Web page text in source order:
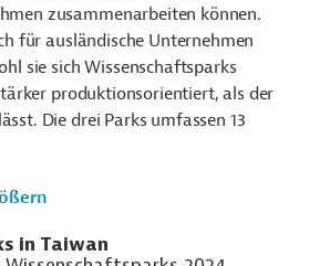
zusammenarbeiten können.
für ausländische Unternehmen
sie sich Wissenschaftsparks
produktionsorientiert, als der
Die drei Parks umfassen 13